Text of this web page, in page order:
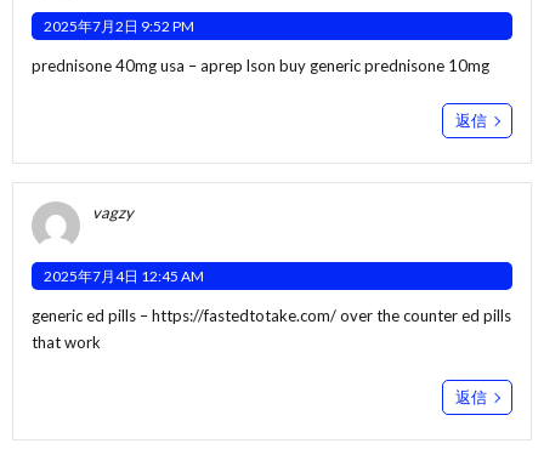
2025年7月2日 9:52 PM
prednisone 40mg usa –aprep lson buy generic prednisone 10mg
返信
vagzy
2025年7月4日 12:45 AM
generic ed pills –https://fastedtotake.com/over the counter ed pills
that work
返信